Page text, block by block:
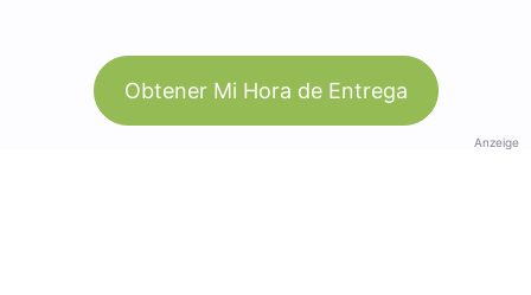
Obtener Mi Hora de Entrega
Anzeige